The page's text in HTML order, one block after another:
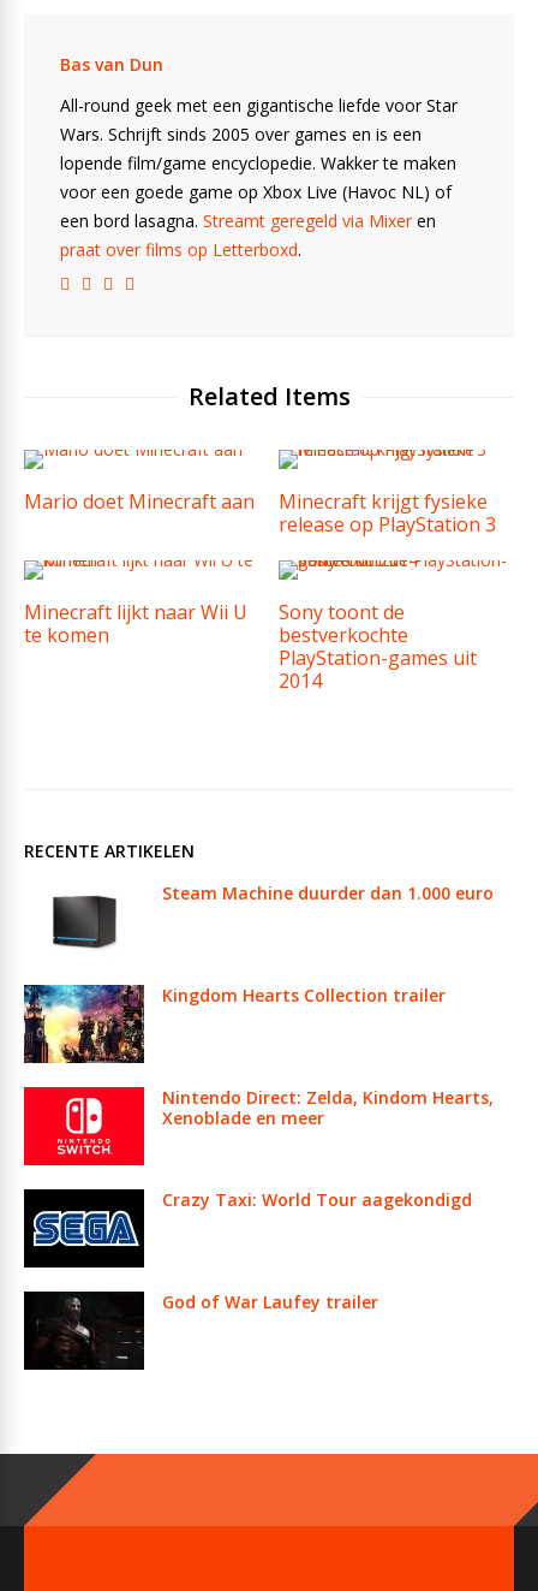
Bas van Dun
All-round geek met een gigantische liefde voor Star
Wars. Schrijft sinds 2005 over games en is een
lopende film/game encyclopedie. Wakker te maken
voor een goede game op Xbox Live (Havoc NL) of
een bord lasagna. Streamt geregeld via Mixeren
praat over films op Letterboxd.
Related Items
Mario doet Minecraft aan
Minecraft krijgt fysieke
release op PlayStation 3
Minecraft lijkt naar Wii U
te komen
Sony toont de
bestverkochte
PlayStation-games uit
2014
RECENTE ARTIKELEN
Steam Machine duurder dan 1.000 euro
Kingdom Hearts Collection trailer
Nintendo Direct: Zelda, Kindom Hearts,
Xenoblade en meer
Crazy Taxi: World Tour aagekondigd
God of War Laufey trailer